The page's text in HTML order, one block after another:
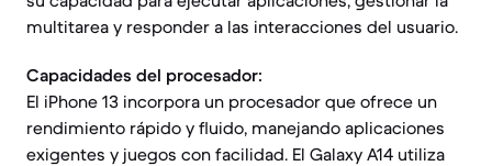
multitarea y responder a las interacciones del usuario.
Capacidades del procesador:
El iPhone 13 incorpora un procesador que ofrece un
rendimiento rápido y fluido, manejando aplicaciones
exigentes y juegos con facilidad. El Galaxy A14 utiliza